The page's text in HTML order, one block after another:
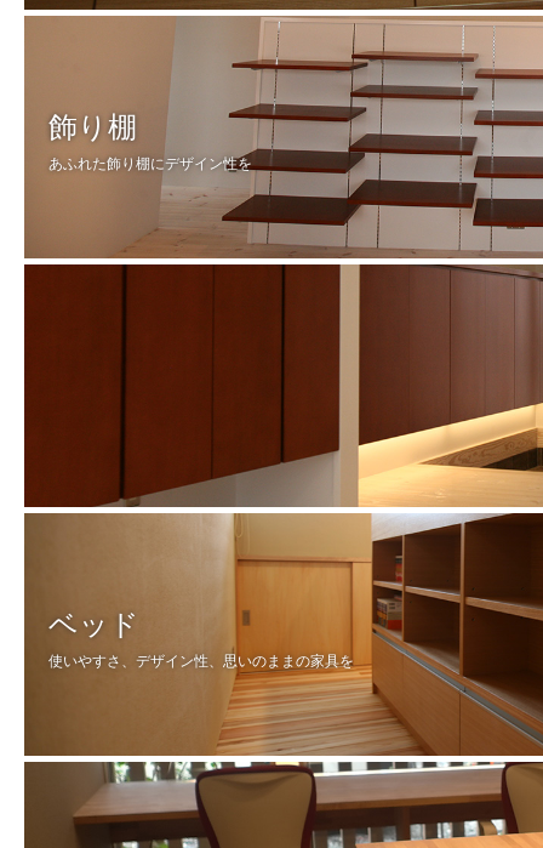
飾り棚
あふれた飾り棚にデザイン性を
ベッド
使いやすさ、デザイン性、思いのままの家具を